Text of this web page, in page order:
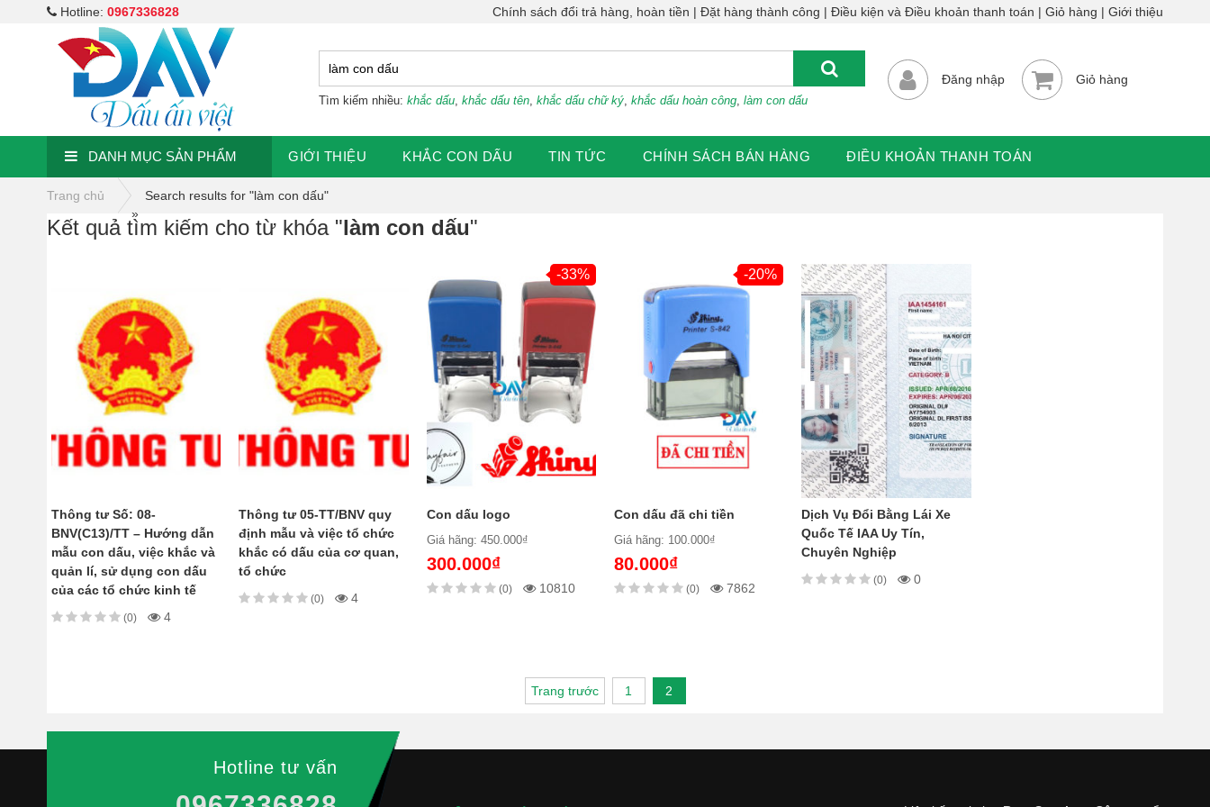
Hotline: 0967336828 Chính sách đổi trả hàng, hoàn tiền Đặt hàng thành công Điều kiện và Điều khoản thanh toán Giỏ hàng Giới thiệu
Tìm kiếm nhiều: khắc dấu, khắc dấu tên, khắc dấu chữ ký, khắc dấu hoàn công, làm con dấu
Đăng nhập Giỏ hàng
DANH MỤC SẢN PHẨM GIỚI THIỆU KHẮC CON DẤU TIN TỨC CHÍNH SÁCH BÁN HÀNG ĐIỀU KHOẢN THANH TOÁN
Trang chủ
»
Search results for "làm con dấu"
Kết quả tìm kiếm cho từ khóa "làm con dấu"
Thông tư Số: 08-
BNV(C13)/TT – Hướng dẫn
mẫu con dấu, việc khắc và
quản lí, sử dụng con dấu
của các tổ chức kinh tế
(0) 4
Thông tư 05-TT/BNV quy
định mẫu và việc tổ chức
khắc có dấu của cơ quan,
tổ chức
(0) 4
-33%
Con dấu logo
Giá hãng: 450.000₫
300.000₫
(0) 10810
-20%
Con dấu đã chi tiền
Giá hãng: 100.000₫
80.000₫
(0) 7862
Dịch Vụ Đổi Bằng Lái Xe
Quốc Tế IAA Uy Tín,
Chuyên Nghiệp
(0) 0
Trang trước 1 2
Hotline tư vấn